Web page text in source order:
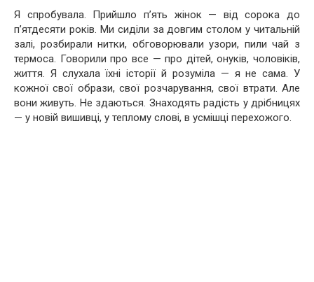
Я спробувала. Прийшло п’ять жінок — від сорока до
п’ятдесяти років. Ми сиділи за довгим столом у читальній
залі, розбирали нитки, обговорювали узори, пили чай з
термоса. Говорили про все — про дітей, онуків, чоловіків,
життя. Я слухала їхні історії й розуміла — я не сама. У
кожної свої образи, свої розчарування, свої втрати. Але
вони живуть. Не здаються. Знаходять радість у дрібницях
— у новій вишивці, у теплому слові, в усмішці перехожого.